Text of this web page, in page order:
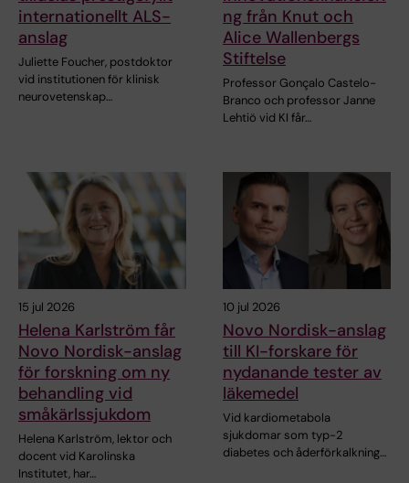
internationellt ALS-
anslag
Juliette Foucher, postdoktor
vid institutionen för klinisk
neurovetenskap…
ng från Knut och
Alice Wallenbergs
Stiftelse
Professor Gonçalo Castelo-
Branco och professor Janne
Lehtiö vid KI får…
15 jul 2026
Helena Karlström får
Novo Nordisk-anslag
för forskning om ny
behandling vid
småkärlssjukdom
Helena Karlström, lektor och
docent vid Karolinska
Institutet, har…
10 jul 2026
Novo Nordisk-anslag
till KI-forskare för
nydanande tester av
läkemedel
Vid kardiometabola
sjukdomar som typ-2
diabetes och åderförkalkning…